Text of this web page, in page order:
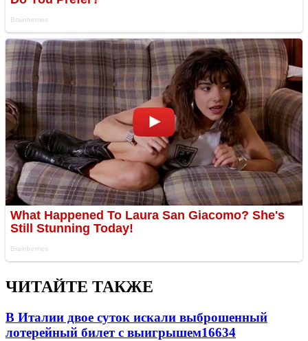
ЧИТАЙТЕ ТАКЖЕ
В Италии двое суток искали выброшенный
лотерейный билет с выигрышем16634